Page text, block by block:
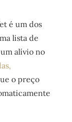
é um dos
lista de
alívio no
o preço